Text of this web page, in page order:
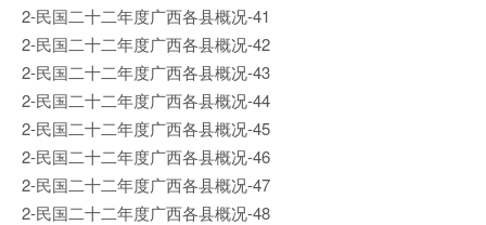
2-民国二十二年度广西各县概况-41
2-民国二十二年度广西各县概况-42
2-民国二十二年度广西各县概况-43
2-民国二十二年度广西各县概况-44
2-民国二十二年度广西各县概况-45
2-民国二十二年度广西各县概况-46
2-民国二十二年度广西各县概况-47
2-民国二十二年度广西各县概况-48